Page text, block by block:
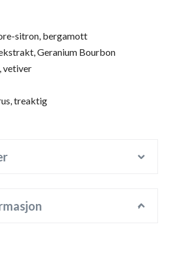
sitron, bergamott
Geranium Bourbon
vetiver
treaktig